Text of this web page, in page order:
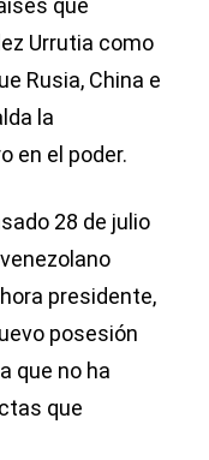
que
Urrutia como
Rusia, China e
la
en el poder.
28 de julio
presidente,
posesión
que no ha
que